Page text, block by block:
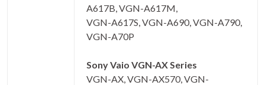
A617B, VGN-A617M,
VGN-A617S, VGN-A690, VGN-A790,
VGN-A70P
Sony Vaio VGN-AX Series
VGN-AX, VGN-AX570, VGN-